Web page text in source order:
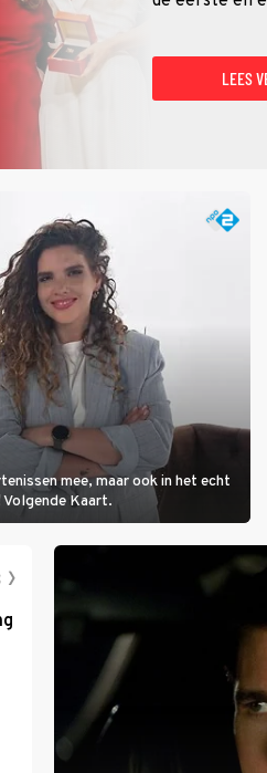
LEES
mee, maar ook in het echt
Kaart.